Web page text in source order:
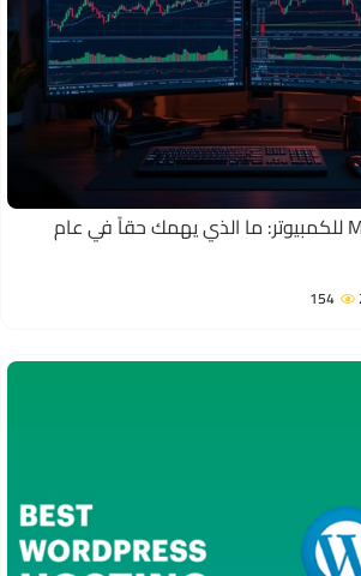
المقارنة بين MT4 وMT5 للكمبيوتر: ما الذي يهمك حقاً في عام
154